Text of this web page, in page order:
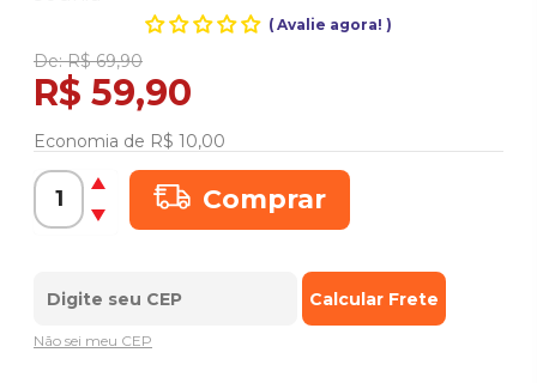
(Avalie agora! )
De:R$ 69,90
R$ 59,90
Economia de R$ 10,00
Comprar
Não sei meu CEP